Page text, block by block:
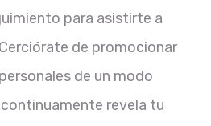
para asistirte a
de promocionar
de un modo
revela tu